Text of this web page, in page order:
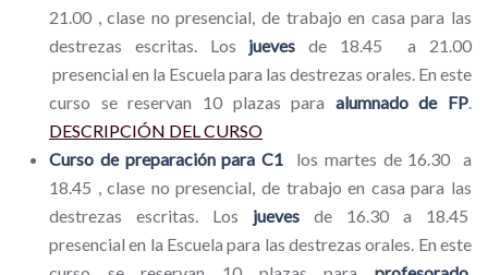
21.00 , clase no presencial, de trabajo en casa para las
destrezas escritas. Los jueves de 18.45 a 21.00
presencial en la Escuela para las destrezas orales. En este
curso se reservan 10 plazas para alumnado de FP.
DESCRIPCIÓN DEL CURSO
Curso de preparación para C1 los martes de 16.30 a
18.45 , clase no presencial, de trabajo en casa para las
destrezas escritas. Los jueves de 16.30 a 18.45
presencial en la Escuela para las destrezas orales. En este